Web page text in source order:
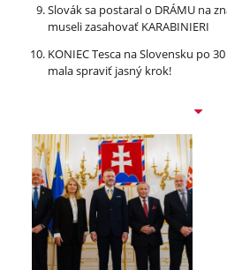
Slovák sa postaral o DRÁMU na
museli zasahovať KARABINIERI
KONIEC Tesca na Slovensku po
mala spraviť jasný krok!